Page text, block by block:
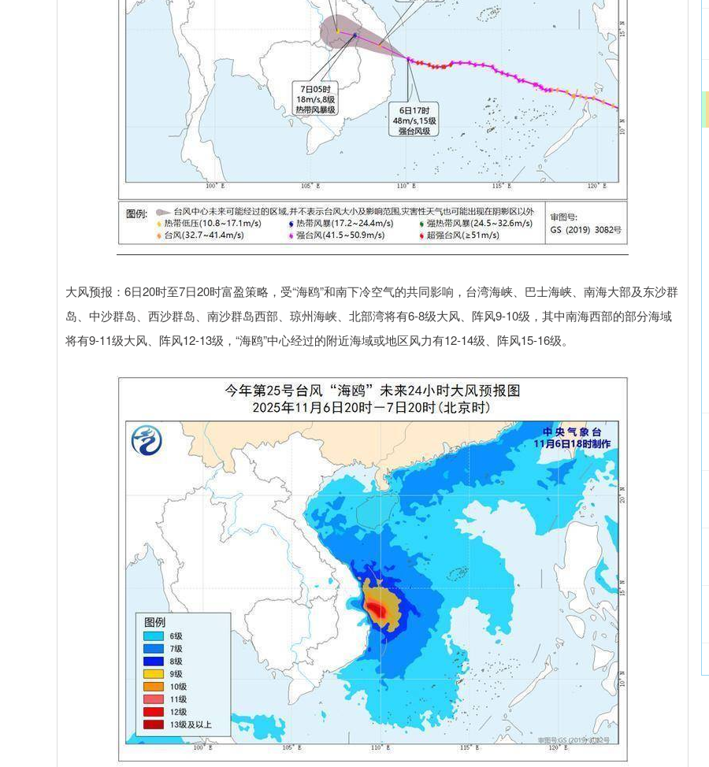
大风预报：6日20时至7日20时富盈策略，受“海鸥”和南下冷空气的共同影响，台湾海峡、巴士海峡、南海大部及东沙群
岛、中沙群岛、西沙群岛、南沙群岛西部、琼州海峡、北部湾将有6-8级大风、阵风9-10级，其中南海西部的部分海域
将有9-11级大风、阵风12-13级，“海鸥”中心经过的附近海域或地区风力有12-14级、阵风15-16级。